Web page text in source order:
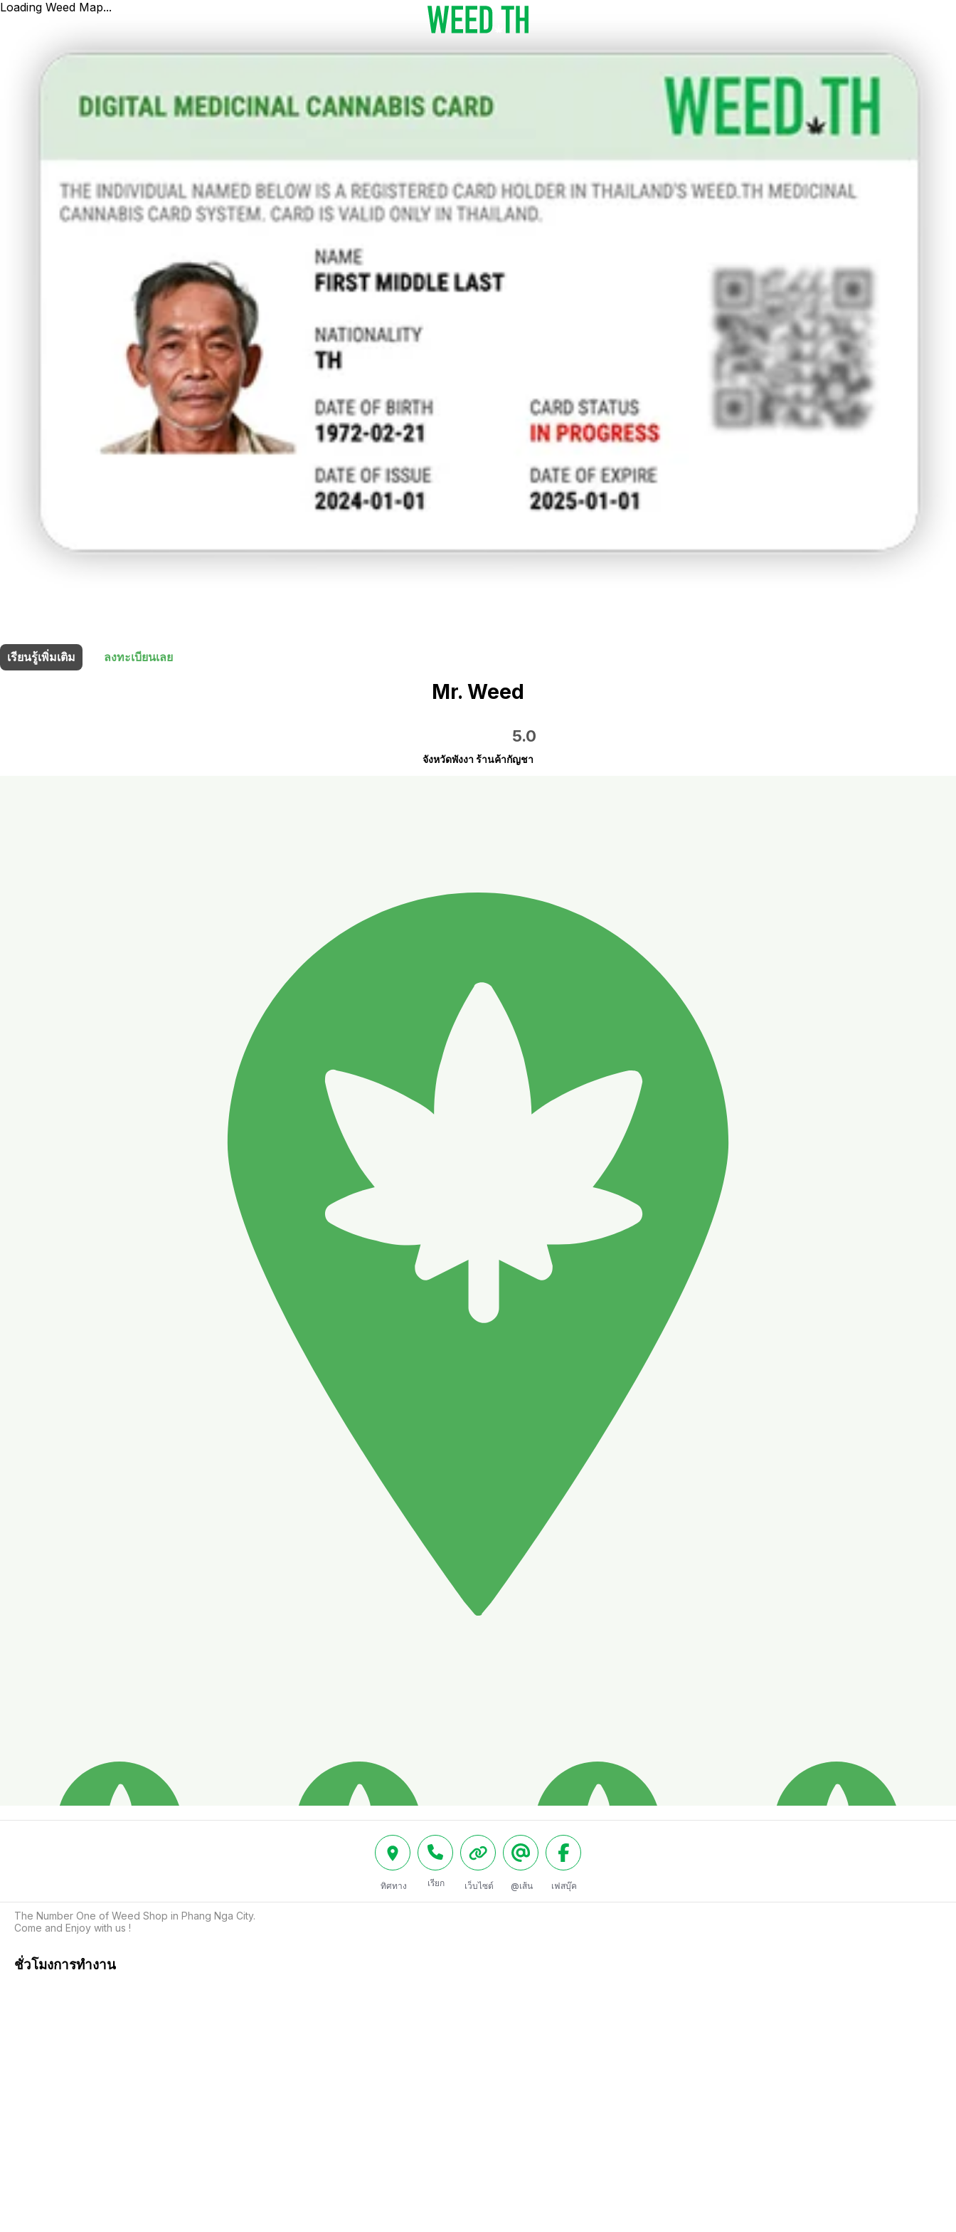
Loading Weed Map...
เรียนรู้เพิ่มเติม
ลงทะเบียนเลย
Mr. Weed
5.0
จังหวัดพังงา ร้านค้ากัญชา
ทิศทาง เรียก เว็บไซต์ @เส้น เฟสบุ๊ค
The Number One of Weed Shop in Phang Nga City.
Come and Enjoy with us !
ชั่วโมงการทำงาน